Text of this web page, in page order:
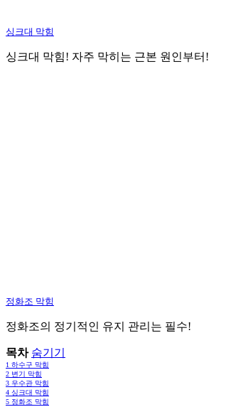
싱크대 막힘
싱크대 막힘! 자주 막히는 근본 원인부터!
정화조 막힘
정화조의 정기적인 유지 관리는 필수!
목차 숨기기
1 하수구 막힘
2 변기 막힘
3 우수관 막힘
4 싱크대 막힘
5 정화조 막힘